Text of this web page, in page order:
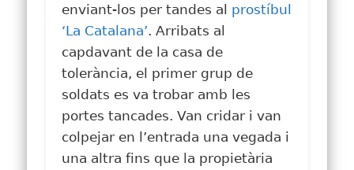
enviant-los per tandes al prostíbul
‘La Catalana’. Arribats al
capdavant de la casa de
tolerància, el primer grup de
soldats es va trobar amb les
portes tancades. Van cridar i van
colpejar en l’entrada una vegada i
una altra fins que la propietària